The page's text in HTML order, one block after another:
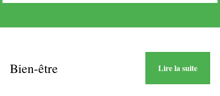
Bien-être Lire la suite